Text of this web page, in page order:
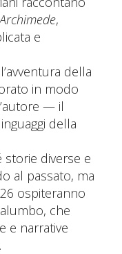
,
e
della
in modo
— il
della
diverse e
al passato, ma
ospiteranno
che
e narrative